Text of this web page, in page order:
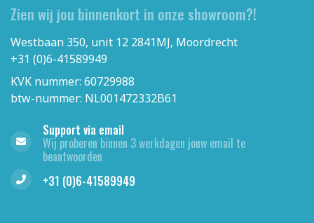
Zien wij jou binnenkort in onze showroom?!
Westbaan 350, unit 12 2841MJ, Moordrecht
+31 (0)6-41589949
KVK nummer: 60729988
btw-nummer: NL001472332B61
Support via email
Wij proberen binnen 3 werkdagen jouw email te
beantwoorden
+31 (0)6-41589949